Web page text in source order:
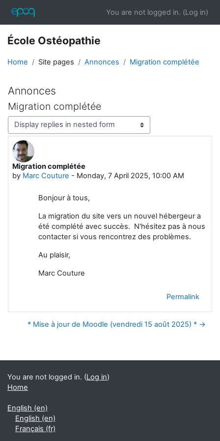
You are not logged in. (Log in)
École Ostéopathie
Home Site pages Annonces Migration complétée
Annonces
Migration complétée
Display mode
Migration complétée
by Marc Couture - Monday, 7 April 2025, 10:00 AM
Number of replies: 0
Bonjour à tous,
La migration du site vers un nouvel hébergeur a
été complété avec succès. N'hésitez pas à nous
contacter si vous rencontrez des problèmes.
Au plaisir,
Marc Couture
Permalink
* Mise à jour de Moodle (vendredi 15 août 2025) * →
Supplementary blocks
You are not logged in. (Log in)
Home
English ‎(en)‎
English ‎(en)‎
Français ‎(fr)‎